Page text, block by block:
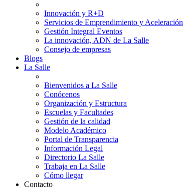
Innovación y R+D
Servicios de Emprendimiento y Aceleración
Gestión Integral Eventos
La innovación, ADN de La Salle
Consejo de empresas
Blogs
La Salle
Bienvenidos a La Salle
Conócenos
Organización y Estructura
Escuelas y Facultades
Gestión de la calidad
Modelo Académico
Portal de Transparencia
Información Legal
Directorio La Salle
Trabaja en La Salle
Cómo llegar
Contacto